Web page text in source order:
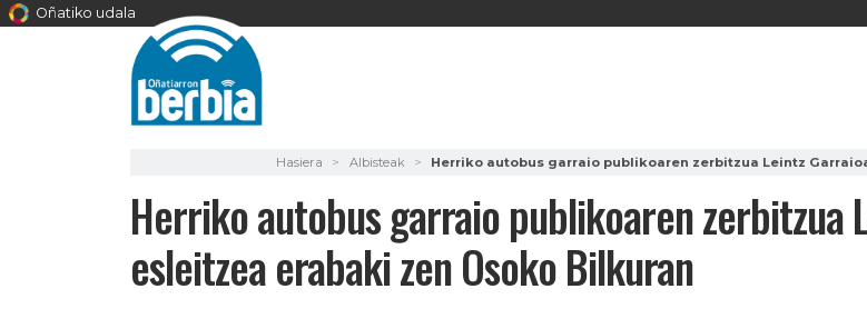
Oñatiko udala
Hasiera Albisteak Herriko autobus garraio publikoaren zerbitzua Leintz
Herriko autobus garraio publikoaren zerbitzua
esleitzea erabaki zen Osoko Bilkuran